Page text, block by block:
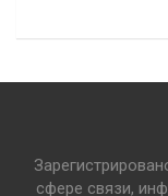
сфере связи,